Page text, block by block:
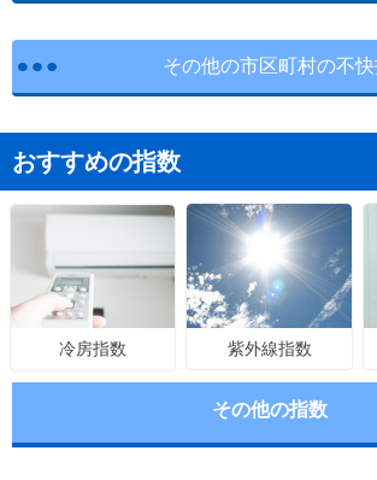
その他の市区町村の不
おすすめの指数
冷房指数 紫外線指数
その他の指数